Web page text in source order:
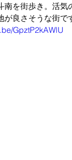
・社会文化・イベン
南を街歩き。活
が良さそうな街で
GpztP2kAWlU